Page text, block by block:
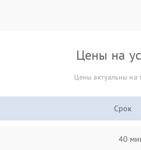
Цены на
Цены актуальны на
Срок
40